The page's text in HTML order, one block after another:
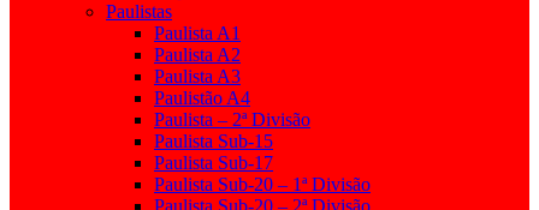
Paulistas
Paulista A1
Paulista A2
Paulista A3
Paulistão A4
Paulista – 2ª Divisão
Paulista Sub-15
Paulista Sub-17
Paulista Sub-20 – 1ª Divisão
Paulista Sub-20 – 2ª Divisão